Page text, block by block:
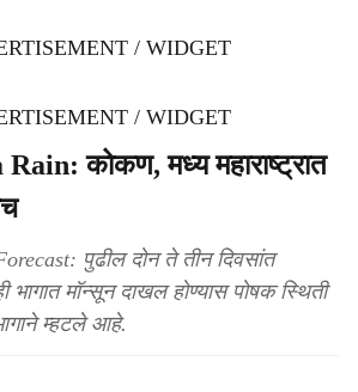
/ WIDGET
/ WIDGET
कोकण, मध्य महाराष्ट्रात
पुढील दोन ते तीन दिवसांत
भागात मॉन्सून दाखल होण्यास पोषक स्थिती
म्हटले आहे.